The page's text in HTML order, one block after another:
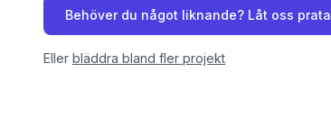
Behöver du något liknande? Låt oss prata
Eller bläddra bland fler projekt